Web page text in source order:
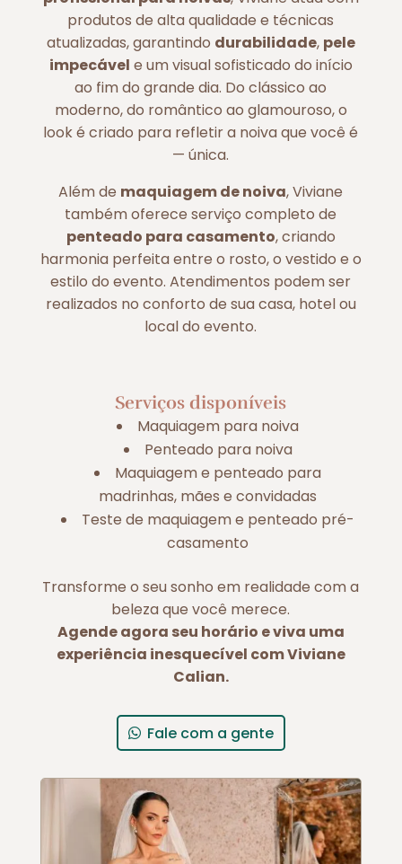
produtos de alta qualidade e técnicas
atualizadas, garantindo durabilidade, pele
impecável e um visual sofisticado do início
ao fim do grande dia. Do clássico ao
moderno, do romântico ao glamouroso, o
look é criado para refletir a noiva que você é
— única.
Além de maquiagem de noiva, Viviane
também oferece serviço completo de
penteado para casamento, criando
harmonia perfeita entre o rosto, o vestido e o
estilo do evento. Atendimentos podem ser
realizados no conforto de sua casa, hotel ou
local do evento.
Serviços disponíveis
Maquiagem para noiva
Penteado para noiva
Maquiagem e penteado para
madrinhas, mães e convidadas
Teste de maquiagem e penteado pré-
casamento
Transforme o seu sonho em realidade com a
beleza que você merece.
Agende agora seu horário e viva uma
experiência inesquecível com Viviane
Calian.
Fale com a gente